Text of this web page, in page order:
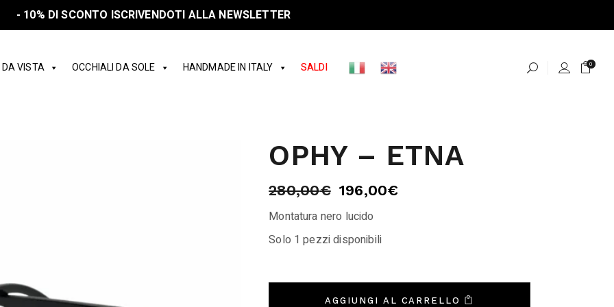
- 10% DI SCONTO ISCRIVENDOTI ALLA NEWSLETTER
VISTA OCCHIALI DA SOLE HANDMADE IN ITALY SALDI 0
OPHY – ETNA
280,00€ 196,00€
Montatura nero lucido
Solo 1 pezzi disponibili
AGGIUNGI AL CARRELLO